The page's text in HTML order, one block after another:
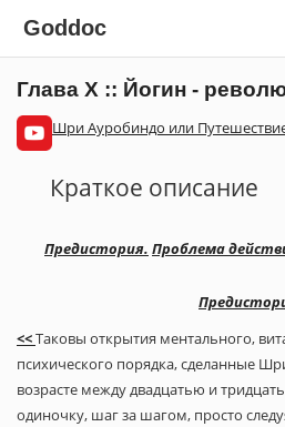
Goddoc
Глава X :: Йогин -
Шри Ауробиндо или
Краткое описание
Предистория. Проблема
<<Таковы открытия ментального,
психического порядка, сделанные
возрасте между двадцатью и
одиночку, шаг за шагом, просто